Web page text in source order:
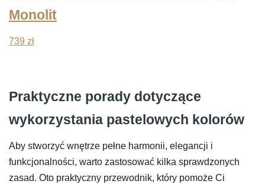
Monolit
739 zł
Praktyczne porady dotyczące
wykorzystania pastelowych kolorów
Aby stworzyć wnętrze pełne harmonii, elegancji i
funkcjonalności, warto zastosować kilka sprawdzonych
zasad. Oto praktyczny przewodnik, który pomoże Ci